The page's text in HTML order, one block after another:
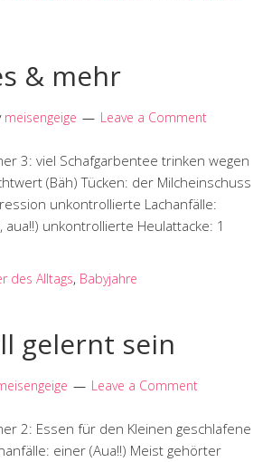
& mehr
meisengeige Leave a Comment
3: viel Schafgarbentee trinken wegen
(Bäh) Tücken: der Milcheinschuss
unkontrollierte Lachanfälle:
aua!!) unkontrollierte Heulattacke: 1
des Alltags, Babyjahre
gelernt sein
Leave a Comment
2: Essen für den Kleinen geschlafene
einer (Aua!!) Meist gehörter